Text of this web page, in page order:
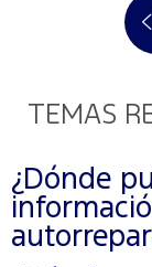
TEMAS
¿Dónde